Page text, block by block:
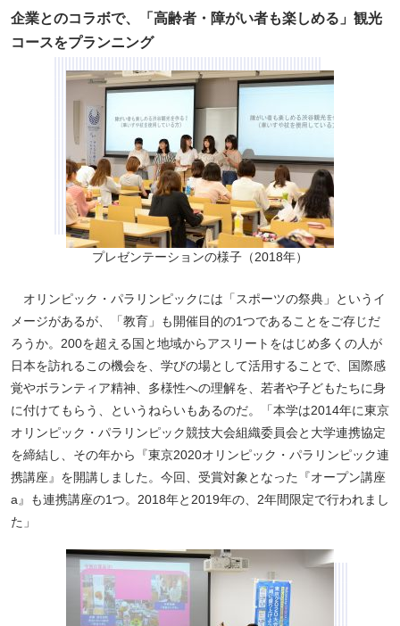
企業とのコラボで、「高齢者・障がい者も楽しめる」観光
コースをプランニング
プレゼンテーションの様子（2018年）
オリンピック・パラリンピックには「スポーツの祭典」というイ
メージがあるが、「教育」も開催目的の1つであることをご存じだ
ろうか。200を超える国と地域からアスリートをはじめ多くの人が
日本を訪れるこの機会を、学びの場として活用することで、国際感
覚やボランティア精神、多様性への理解を、若者や子どもたちに身
に付けてもらう、というねらいもあるのだ。「本学は2014年に東京
オリンピック・パラリンピック競技大会組織委員会と大学連携協定
を締結し、その年から『東京2020オリンピック・パラリンピック連
携講座』を開講しました。今回、受賞対象となった『オープン講座
a』も連携講座の1つ。2018年と2019年の、2年間限定で行われまし
た」